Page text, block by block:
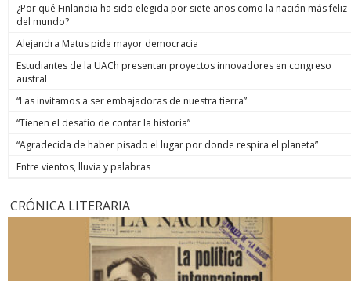
¿Por qué Finlandia ha sido elegida por siete años como la nación más feliz
del mundo?
Alejandra Matus pide mayor democracia
Estudiantes de la UACh presentan proyectos innovadores en congreso
austral
“Las invitamos a ser embajadoras de nuestra tierra”
“Tienen el desafío de contar la historia”
“Agradecida de haber pisado el lugar por donde respira el planeta”
Entre vientos, lluvia y palabras
CRÓNICA LITERARIA